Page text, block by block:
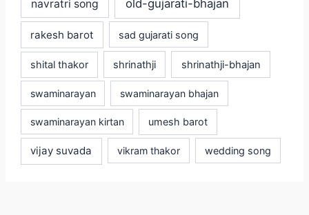
navratri song old-gujarati-bhajan
rakesh barot sad gujarati song
shital thakor shrinathji shrinathji-bhajan
swaminarayan swaminarayan bhajan
swaminarayan kirtan umesh barot
vijay suvada vikram thakor wedding song